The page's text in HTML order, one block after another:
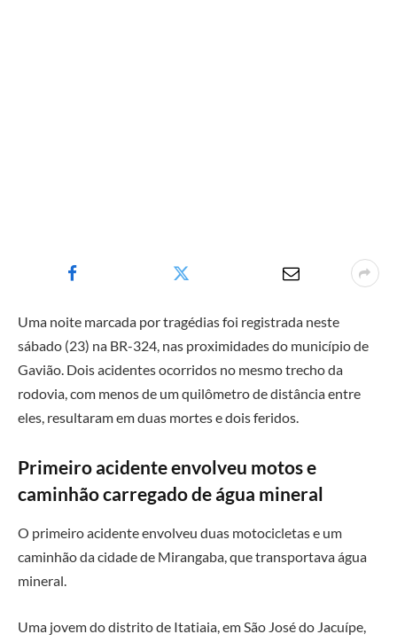
Uma noite marcada por tragédias foi registrada neste
sábado (23) na BR-324, nas proximidades do município de
Gavião. Dois acidentes ocorridos no mesmo trecho da
rodovia, com menos de um quilômetro de distância entre
eles, resultaram em duas mortes e dois feridos.
Primeiro acidente envolveu motos e
caminhão carregado de água mineral
O primeiro acidente envolveu duas motocicletas e um
caminhão da cidade de Mirangaba, que transportava água
mineral.
Uma jovem do distrito de Itatiaia, em São José do Jacuípe